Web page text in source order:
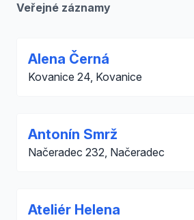
Veřejné záznamy
Alena Černá
Kovanice 24, Kovanice
Antonín Smrž
Načeradec 232, Načeradec
Ateliér Helena